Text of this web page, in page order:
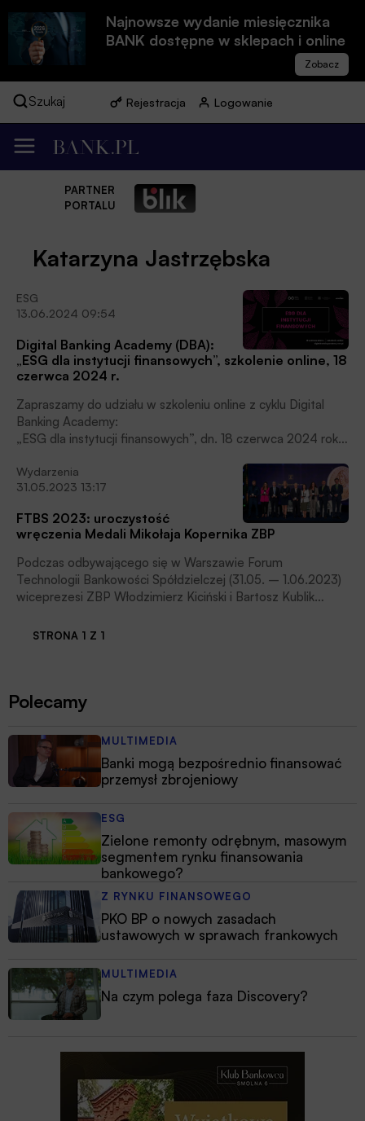
Najnowsze wydanie miesięcznika
BANK dostępne w sklepach i online
Szukaj Rejestracja Logowanie
PARTNER
PORTALU
Katarzyna Jastrzębska
ESG
13.06.2024 09:54
Digital Banking Academy (DBA):
„ESG dla instytucji finansowych”, szkolenie online, 18
czerwca 2024 r.
Zapraszamy do udziału w szkoleniu online z cyklu Digital
Banking Academy:
„ESG dla instytucji finansowych”, dn. 18 czerwca 2024 roku.
środowiskowym, społecznym i korporacyjnym, mają coraz
bardziej realny wpływ na biznes. Jak ESG zmieni sektor
Wydarzenia
31.05.2023 13:17
FTBS 2023: uroczystość
wręczenia Medali Mikołaja Kopernika ZBP
Podczas odbywającego się w Warszawie Forum
Technologii Bankowości Spółdzielczej (31.05. – 1.06.2023)
wiceprezesi ZBP Włodzimierz Kiciński i Bartosz Kublik
Polskich.
STRONA 1 Z 1
Polecamy
MULTIMEDIA
Banki mogą bezpośrednio finansować
przemysł zbrojeniowy
ESG
Zielone remonty odrębnym, masowym
segmentem rynku finansowania
bankowego?
Z RYNKU FINANSOWEGO
PKO BP o nowych zasadach
ustawowych w sprawach frankowych
MULTIMEDIA
Na czym polega faza Discovery?